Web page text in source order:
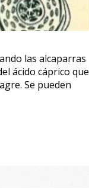
las alcaparras
ácido cáprico que
Se pueden